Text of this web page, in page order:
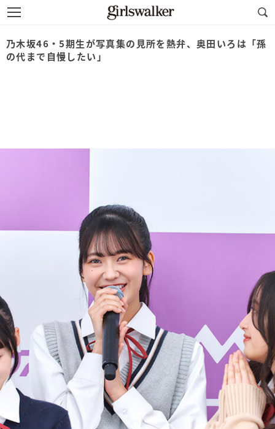
乃木坂46・5期生が写真集の見所を熱弁、奥田いろは「孫
の代まで自慢したい」